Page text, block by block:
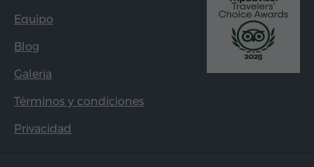
Equipo
Blog
Galería
Términos y condiciones
Privacidad